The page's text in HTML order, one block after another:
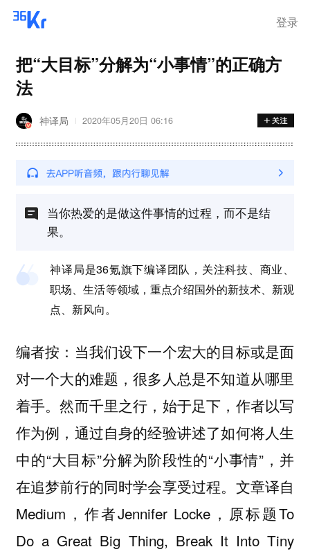
登录
把“大目标”分解为“小事情”的正确方
法
神译局 2020年05月20日 06:16
当你热爱的是做这件事情的过程，而不是结
果。
神译局是36氪旗下编译团队，关注科技、商业、
职场、生活等领域，重点介绍国外的新技术、新观
点、新风向。
编者按：当我们设下一个宏大的目标或是面
对一个大的难题，很多人总是不知道从哪里
着手。然而千里之行，始于足下，作者以写
作为例，通过自身的经验讲述了如何将人生
中的“大目标”分解为阶段性的“小事情”，并
在追梦前行的同时学会享受过程。文章译自
Medium，作者Jennifer Locke，原标题To
Do a Great Big Thing, Break It Into Tiny